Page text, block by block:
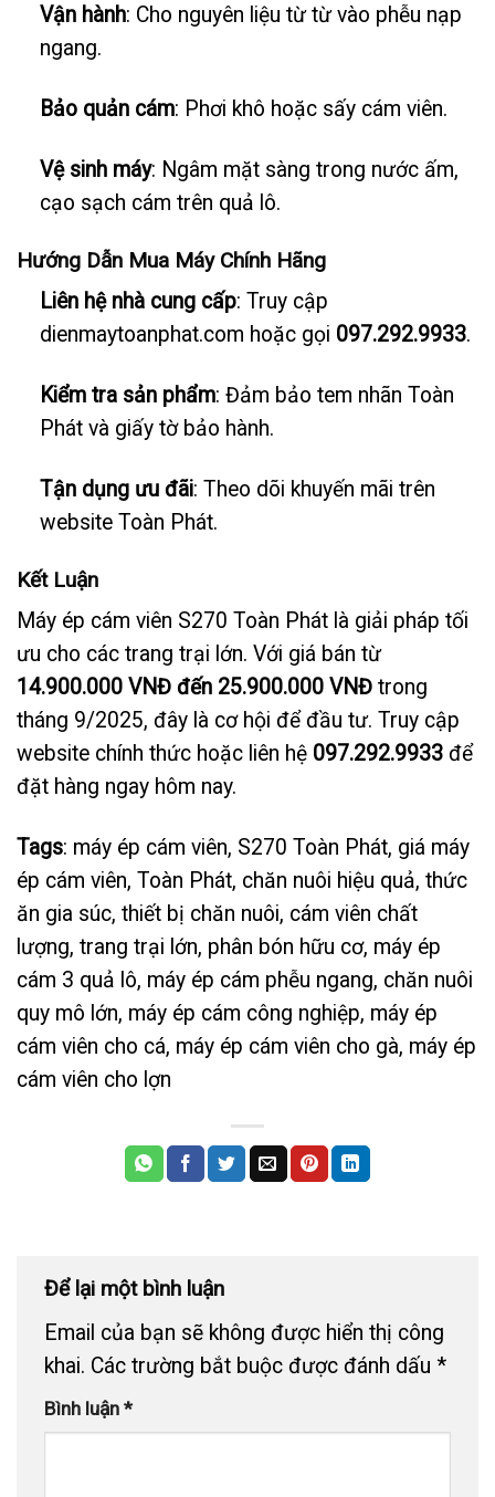
Vận hành: Cho nguyên liệu từ từ vào phễu nạp
ngang.
Bảo quản cám: Phơi khô hoặc sấy cám viên.
Vệ sinh máy: Ngâm mặt sàng trong nước ấm,
cạo sạch cám trên quả lô.
Hướng Dẫn Mua Máy Chính Hãng
Liên hệ nhà cung cấp: Truy cập
dienmaytoanphat.com hoặc gọi 097.292.9933.
Kiểm tra sản phẩm: Đảm bảo tem nhãn Toàn
Phát và giấy tờ bảo hành.
Tận dụng ưu đãi: Theo dõi khuyến mãi trên
website Toàn Phát.
Kết Luận
Máy ép cám viên S270 Toàn Phát là giải pháp tối
ưu cho các trang trại lớn. Với giá bán từ
14.900.000 VNĐ đến 25.900.000 VNĐ trong
tháng 9/2025, đây là cơ hội để đầu tư. Truy cập
website chính thức hoặc liên hệ 097.292.9933 để
đặt hàng ngay hôm nay.
Tags: máy ép cám viên, S270 Toàn Phát, giá máy
ép cám viên, Toàn Phát, chăn nuôi hiệu quả, thức
ăn gia súc, thiết bị chăn nuôi, cám viên chất
lượng, trang trại lớn, phân bón hữu cơ, máy ép
cám 3 quả lô, máy ép cám phễu ngang, chăn nuôi
quy mô lớn, máy ép cám công nghiệp, máy ép
cám viên cho cá, máy ép cám viên cho gà, máy ép
cám viên cho lợn
Để lại một bình luận
Email của bạn sẽ không được hiển thị công
khai. Các trường bắt buộc được đánh dấu *
Bình luận *